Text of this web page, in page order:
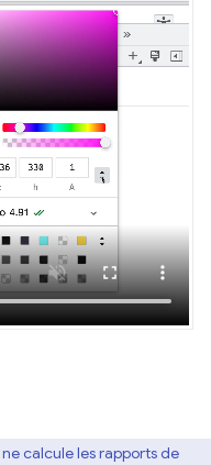
ne calcule les rapports de